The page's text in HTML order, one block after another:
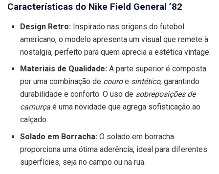
Características do Nike Field General ’82
Design Retro: Inspirado nas origens do futebol
americano, o modelo apresenta um visual que remete à
nostalgia, perfeito para quem aprecia a estética vintage.
Materiais de Qualidade:A parte superior é composta
por uma combinação de couroe sintético, garantindo
durabilidade e conforto. O uso de sobreposições de
camurçaé uma novidade que agrega sofisticação ao
calçado.
Solado em Borracha:O solado em borracha
proporciona uma ótima aderência, ideal para diferentes
superfícies, seja no campo ou na rua.